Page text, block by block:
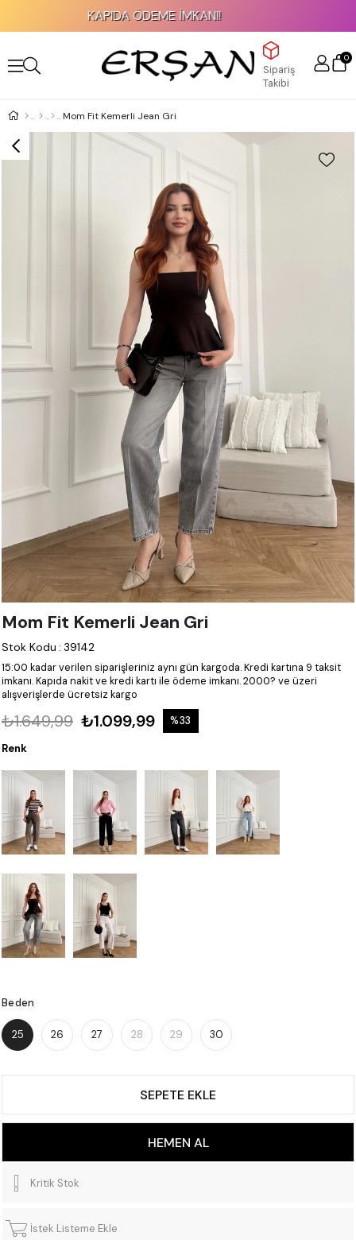
KAPIDA ÖDEME İMKANI!
Sipariş
Takibi
0
Mom Fit Kemerli Jean Gri
Mom Fit Kemerli Jean Gri
Stok Kodu : 39142
15:00 kadar verilen siparişleriniz aynı gün kargoda.Kredi kartına 9 taksit
imkanı.Kapıda nakit ve kredi kartı ile ödeme imkanı.2000? ve üzeri
alışverişlerde ücretsiz kargo
₺1.649,99 ₺1.099,99 %33
Renk
Beden
25 26 27 28 29 30
Kritik Stok
İstek Listeme Ekle